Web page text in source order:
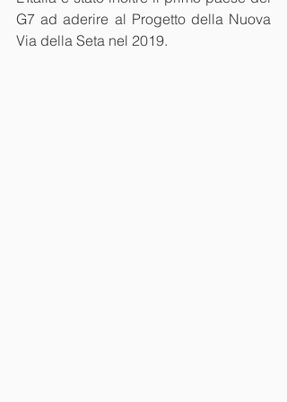
G7 ad aderire al Progetto della Nuova
Via della Seta nel 2019.